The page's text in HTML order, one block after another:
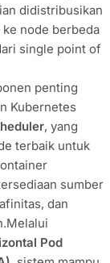
didistribusikan
node berbeda
single point of
penting
Kubernetes
, yang
terbaik untuk
sumber
dan
Pod